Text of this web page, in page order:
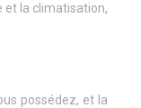
et la climatisation,
possédez, et la